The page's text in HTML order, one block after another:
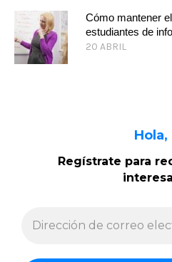
Cómo mantener
estudiantes de
20 ABRIL
Hola,
Regístrate para